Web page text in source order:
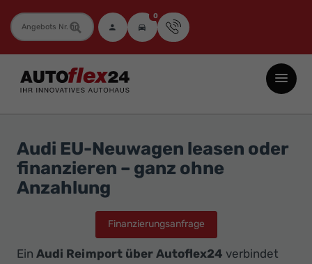
Fahrzeugnummer 0
Autoflex24
GmbH
Neuwagen
Jahreswagen
und
Gebrauchtwagen
Top-
Audi EU-Neuwagen leasen oder
finanzieren – ganz ohne
Anzahlung
Finanzierungsanfrage
Ein Audi Reimport über Autoflex24 verbindet